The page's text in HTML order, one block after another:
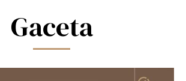
Gaceta